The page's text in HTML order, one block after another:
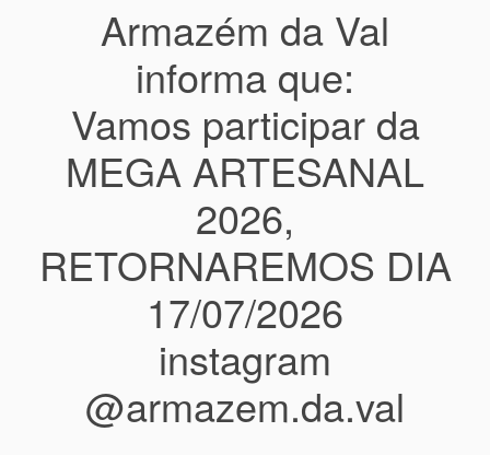
Armazém da Val
informa que:
Vamos participar da
MEGA ARTESANAL
2026,
RETORNAREMOS DIA
17/07/2026
instagram
@armazem.da.val